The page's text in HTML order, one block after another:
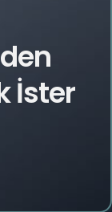
İster